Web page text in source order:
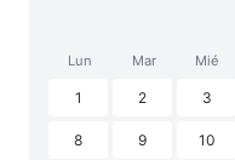
Lun Mar Mié
1 2 3
8 9 10